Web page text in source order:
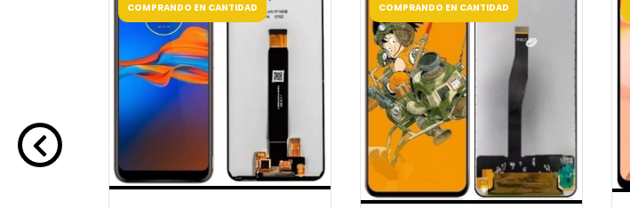
COMPRANDO EN CANTIDAD COMPRANDO EN CANTIDAD